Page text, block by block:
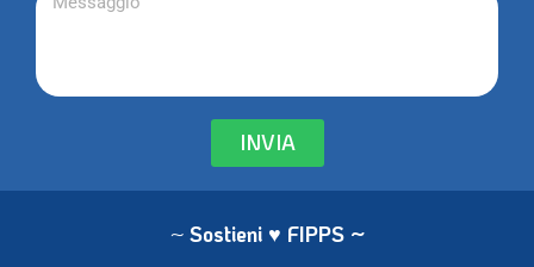
INVIA
~ Sostieni ♥ FIPPS ~